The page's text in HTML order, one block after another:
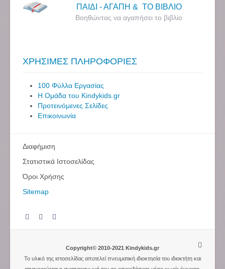
ΠΑΙΔΙ - ΑΓΑΠΗ & ΤΟ ΒΙΒΛΙΟ
Βοηθώντας να αγαπήσει το βιβλίο
ΧΡΗΣΙΜΕΣ ΠΛΗΡΟΦΟΡΙΕΣ
100 Φύλλα Εργασίας
Η Ομάδα του Kindykids.gr
Προτεινόμενες Σελίδες
Επικοινωνία
Διαφήμιση
Στατιστικά Ιστοσελίδας
Όροι Χρήσης
Sitemap
Copyright© 2010-2021 Kindykids.gr
Το υλικό της ιστοσελίδας αποτελεί πνευματική ιδιοκτησία του ιδιοκτήτη και